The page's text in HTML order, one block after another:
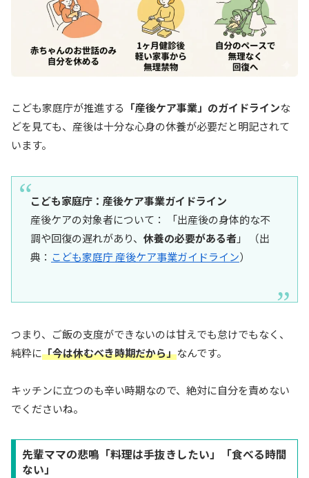
こども家庭庁が推進する 「産後ケア事業」のガイドラインな
どを見ても、産後は十分な心身の休養が必要だと明記されて
います。
こども家庭庁：産後ケア事業ガイドライン
産後ケアの対象者について： 「出産後の身体的な不
調や回復の遅れがあり、 休養の必要がある者」 （出
典： こども家庭庁 産後ケア事業ガイドライン）
つまり、ご飯の支度ができないのは甘えでも怠けでもなく、
純粋に「今は休むべき時期だから」なんです。
キッチンに立つのも辛い時期なので、絶対に自分を責めない
でくださいね。
先輩ママの悲鳴「料理は手抜きしたい」「食べる時間
ない」